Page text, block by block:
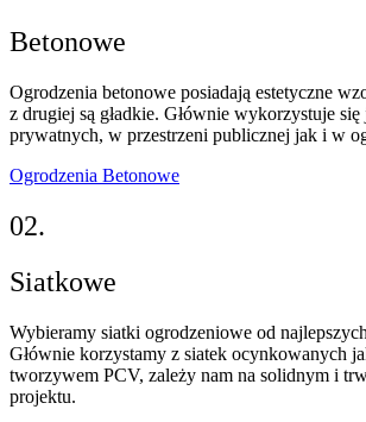
Betonowe
Ogrodzenia betonowe posiadają estetyczne
z drugiej są gładkie. Głównie wykorzystuje się
prywatnych, w przestrzeni publicznej jak i w
Ogrodzenia Betonowe
02.
Siatkowe
Wybieramy siatki ogrodzeniowe od
Głównie korzystamy z siatek ocynkowanych
tworzywem PCV, zależy nam na solidnym i
projektu.